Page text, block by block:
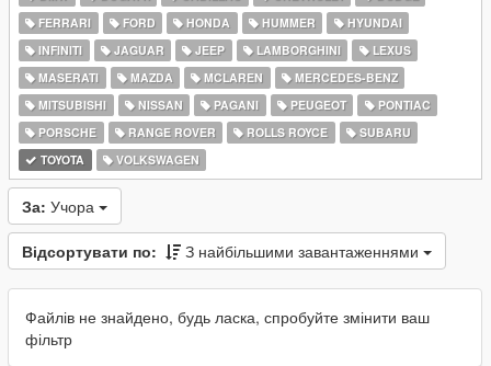
FERRARI
FORD HONDA HUMMER
HYUNDAI
INFINITI
JAGUAR JEEP LAMBORGHINI
LEXUS
MASERATI
MAZDA MCLAREN
MERCEDES-BENZ
MITSUBISHI
NISSAN PAGANI PEUGEOT
PONTIAC
PORSCHE
RANGE ROVER ROLLS ROYCE
SUBARU
TOYOTA
VOLKSWAGEN
За: Учора
Відсортувати по: З найбільшими завантаженнями
Файлів не знайдено, будь ласка, спробуйте змінити ваш
фільтр